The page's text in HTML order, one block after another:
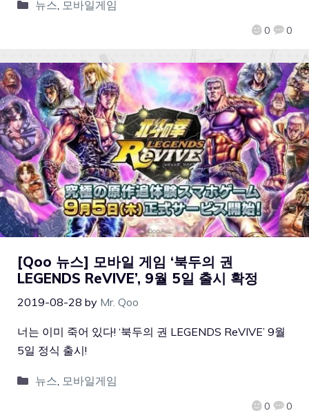
0 0
뉴스 모바일게임
[Qoo 뉴스] 모바일 게임 ‘북두의 권
LEGENDS ReVIVE’, 9월 5일 출시 확정
2019-08-28 by Mr. Qoo
0 0
너는 이미 죽어 있다! ‘북두의 권 LEGENDS ReVIVE’ 9월
5일 정식 출시!
뉴스 모바일게임